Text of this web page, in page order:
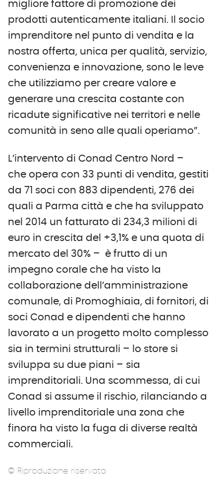
migliore fattore di promozione dei
prodotti autenticamente italiani. Il socio
imprenditore nel punto di vendita e la
nostra offerta, unica per qualità, servizio,
convenienza e innovazione, sono le leve
che utilizziamo per creare valore e
generare una crescita costante con
ricadute significative nei territori e nelle
comunità in seno alle quali operiamo”.
L’intervento di Conad Centro Nord –
che opera con 33 punti di vendita, gestiti
da 71 soci con 883 dipendenti, 276 dei
quali a Parma città e che ha sviluppato
nel 2014 un fatturato di 234,3 milioni di
euro in crescita del +3,1% e una quota di
mercato del 30% – è frutto di un
impegno corale che ha visto la
collaborazione dell’amministrazione
comunale, di Promoghiaia, di fornitori, di
soci Conad e dipendenti che hanno
lavorato a un progetto molto complesso
sia in termini strutturali – lo store si
sviluppa su due piani – sia
imprenditoriali. Una scommessa, di cui
Conad si assume il rischio, rilanciando a
livello imprenditoriale una zona che
finora ha visto la fuga di diverse realtà
commerciali.
© Riproduzione riservata